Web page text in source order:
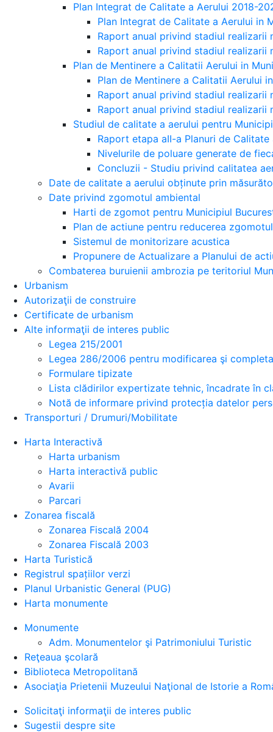
Plan Integrat de Calitate a Aerului 2018-
Plan Integrat de Calitate a Aerului in
Raport anual privind stadiul realizarii
Raport anual privind stadiul realizarii
Plan de Mentinere a Calitatii Aerului in
Plan de Mentinere a Calitatii Aerului
Raport anual privind stadiul realizarii
Raport anual privind stadiul realizarii
Studiul de calitate a aerului pentru
Raport etapa aII-a Planuri de
Nivelurile de poluare generate de
Concluzii - Studiu privind calitatea
Date de calitate a aerului obținute prin
Date privind zgomotul ambiental
Harti de zgomot pentru Municipiul
Plan de actiune pentru reducerea
Sistemul de monitorizare acustica
Propunere de Actualizare a Planului de
Combaterea buruienii ambrozia pe teritoriul
Urbanism
Autorizaţii de construire
Certificate de urbanism
Alte informaţii de interes public
Legea 215/2001
Legea 286/2006 pentru modificarea şi
Formulare tipizate
Lista clădirilor expertizate tehnic, încadrate în
Notă de informare privind protecția datelor
Transporturi / Drumuri/Mobilitate
Harta Interactivă
Harta urbanism
Harta interactivă public
Avarii
Parcari
Zonarea fiscală
Zonarea Fiscală 2004
Zonarea Fiscală 2003
Harta Turistică
Registrul spațiilor verzi
Planul Urbanistic General (PUG)
Harta monumente
Monumente
Adm. Monumentelor şi Patrimoniului Turistic
Reţeaua şcolară
Biblioteca Metropolitană
Asociaţia Prietenii Muzeului Naţional de Istorie a
Solicitaţi informaţii de interes public
Sugestii despre site